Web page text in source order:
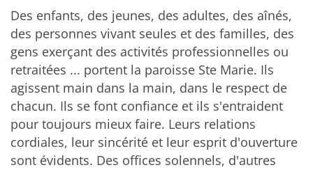
Des enfants, des jeunes, des adultes, des aînés,
des personnes vivant seules et des familles, des
gens exerçant des activités professionnelles ou
retraitées ... portent la paroisse Ste Marie. Ils
agissent main dans la main, dans le respect de
chacun. Ils se font confiance et ils s'entraident
pour toujours mieux faire. Leurs relations
cordiales, leur sincérité et leur esprit d'ouverture
sont évidents. Des offices solennels, d'autres